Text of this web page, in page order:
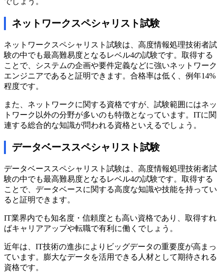
ネットワークスペシャリスト試験
ネットワークスペシャリスト試験は、高度情報処理技術者試
験の中でも最高難易度となるレベル4の試験です。取得する
ことで、システムの企画や要件定義などに強いネットワーク
エンジニアであると証明できます。合格率は低く、例年14%
程度です。
また、ネットワークに関する資格ですが、試験範囲にはネッ
トワーク以外の分野が多いのも特徴となっています。ITに関
連する総合的な知識が問われる資格といえるでしょう。
データベーススペシャリスト試験
データベーススペシャリスト試験は、高度情報処理技術者試
験の中でも最高難易度となるレベル4の試験です。取得する
ことで、データベースに関する高度な知識や技能を持ってい
ると証明できます。
IT業界内でも知名度・信頼度とも高い資格であり、取得すれ
ばキャリアアップや転職で有利に働くでしょう。
近年は、IT技術の進歩によりビッグデータの重要度が高まっ
ています。膨大なデータを活用できる人材として期待される
資格です。